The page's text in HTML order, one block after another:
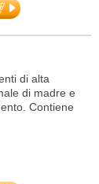
ferro, calcio
sano del
prodotto
di
mese
di alta
di madre e
Contiene
cellulare, la
delle
con DHA